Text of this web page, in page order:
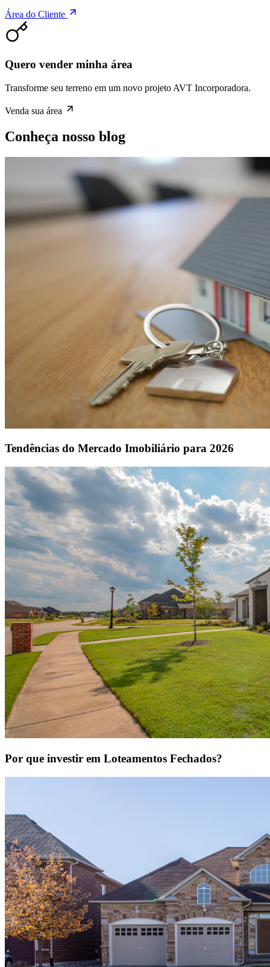
Área do Cliente
Quero vender minha área
Transforme seu terreno em um novo projeto AVT Incorporadora.
Venda sua área
Conheça nosso blog
Tendências do Mercado Imobiliário para 2026
Por que investir em Loteamentos Fechados?